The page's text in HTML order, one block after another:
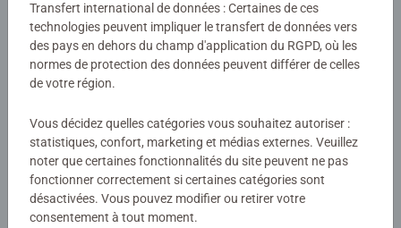
Aucune évaluation n'a encore été
soumise
Rédiger une évaluation
Transfert international de données : Certaines de ces
technologies peuvent impliquer le transfert de données vers
des pays en dehors du champ d'application du RGPD, où les
normes de protection des données peuvent différer de celles
de votre région.
Vous décidez quelles catégories vous souhaitez autoriser :
statistiques, confort, marketing et médias externes. Veuillez
noter que certaines fonctionnalités du site peuvent ne pas
fonctionner correctement si certaines catégories sont
désactivées. Vous pouvez modifier ou retirer votre
consentement à tout moment.